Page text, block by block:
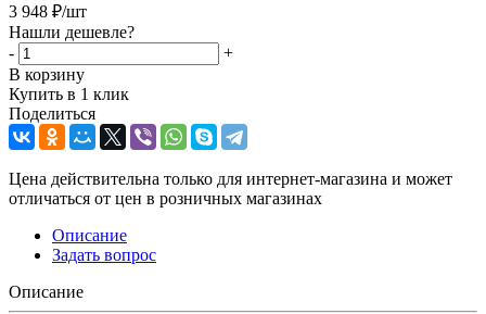
3 948 ₽/шт
Нашли дешевле?
-
+
В корзину
Купить в 1 клик
Поделиться
Цена действительна только для интернет-магазина и может
отличаться от цен в розничных магазинах
Описание
Задать вопрос
Описание